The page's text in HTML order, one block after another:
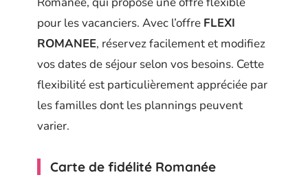
pour les vacanciers. Avec l’offre FLEXI
ROMANEE, réservez facilement et modifiez
vos dates de séjour selon vos besoins. Cette
flexibilité est particulièrement appréciée par
les familles dont les plannings peuvent
varier.
Carte de fidélité Romanée